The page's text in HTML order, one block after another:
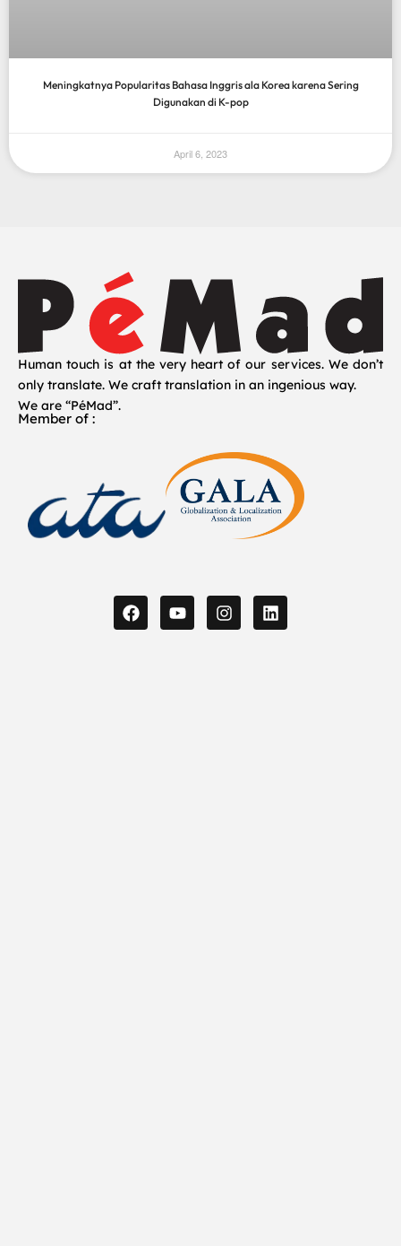
Meningkatnya Popularitas Bahasa Inggris ala Korea karena Sering
Digunakan di K-pop
April 6, 2023
Human touch is at the very heart of our services. We don’t
only translate. We craft translation in an ingenious way.
We are “PéMad”.
Member of :